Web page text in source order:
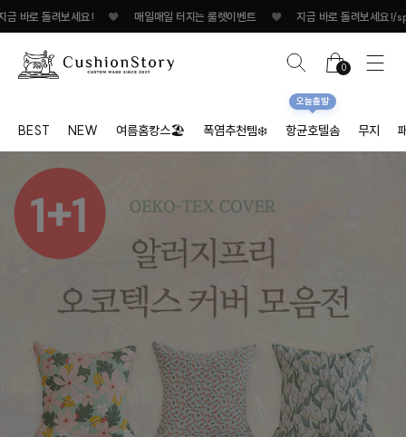
매일매일 터지는 룰렛이벤트 ♥ 지금 바로 돌려보세요! ♥ 매일매일 터지는 룰렛
0
BEST NEW 여름홈캉스🏖 폭염추천템❄️ 항균호텔솜
오늘출발
무지